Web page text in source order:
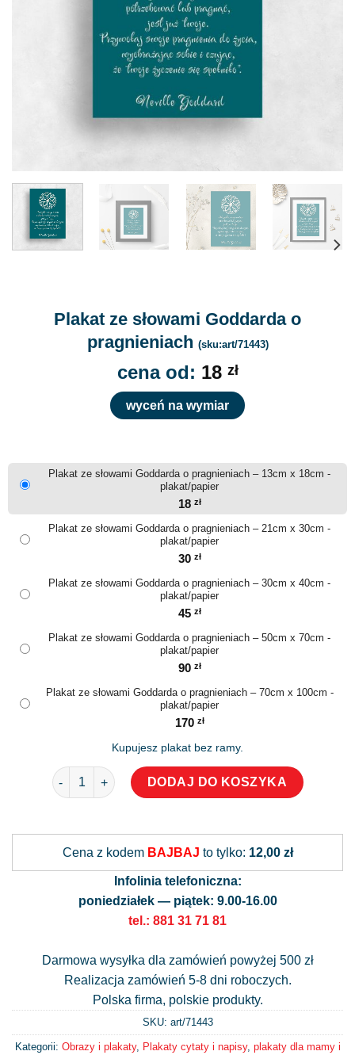
Plakat ze słowami Goddarda o
pragnieniach (sku:art/71443)
cena od: 18 zł
wyceń na wymiar
Plakat ze słowami Goddarda o pragnieniach – 13cm x 18cm -
plakat/papier
18 zł
Plakat ze słowami Goddarda o pragnieniach – 21cm x 30cm -
plakat/papier
30 zł
Plakat ze słowami Goddarda o pragnieniach – 30cm x 40cm -
plakat/papier
45 zł
Plakat ze słowami Goddarda o pragnieniach – 50cm x 70cm -
plakat/papier
90 zł
Plakat ze słowami Goddarda o pragnieniach – 70cm x 100cm -
plakat/papier
170 zł
Kupujesz plakat bez ramy.
ilość Plakat ze słowami Goddarda o pragnieniach
DODAJ DO KOSZYKA
Cena z kodem BAJBAJ to tylko: 12,00 zł
Infolinia telefoniczna:
poniedziałek — piątek: 9.00-16.00
tel.: 881 31 71 81
Darmowa wysyłka dla zamówień powyżej 500 zł
Realizacja zamówień 5-8 dni roboczych.
Polska firma, polskie produkty.
SKU: art/71443
Kategorii: Obrazy i plakaty, Plakaty cytaty i napisy, plakaty dla mamy i